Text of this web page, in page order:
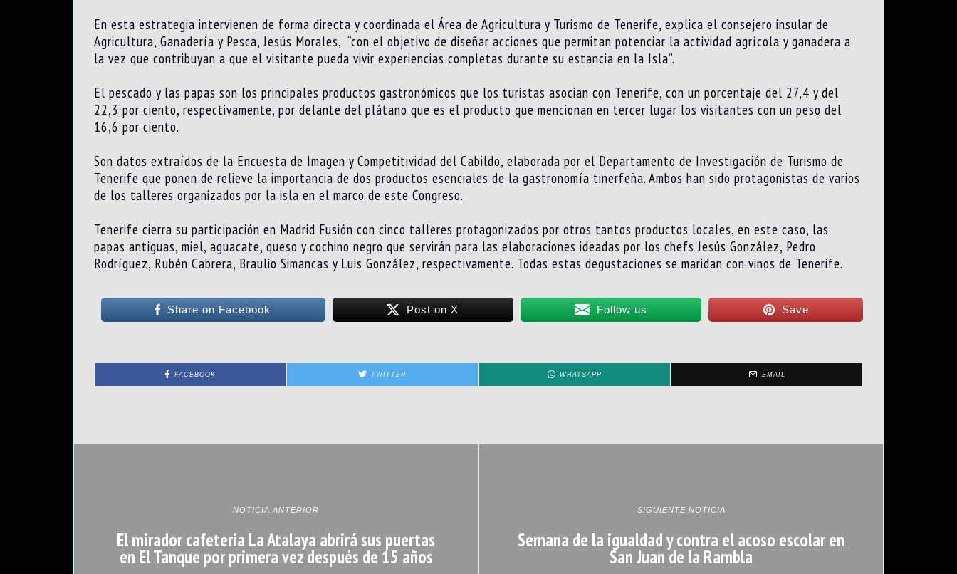
En esta estrategia intervienen de forma directa y coordinada el Área de Agricultura y Turismo de Tenerife, explica el consejero insular de
Agricultura, Ganadería y Pesca, Jesús Morales, “con el objetivo de diseñar acciones que permitan potenciar la actividad agrícola y ganadera a
la vez que contribuyan a que el visitante pueda vivir experiencias completas durante su estancia en la Isla”.
El pescado y las papas son los principales productos gastronómicos que los turistas asocian con Tenerife, con un porcentaje del 27,4 y del
22,3 por ciento, respectivamente, por delante del plátano que es el producto que mencionan en tercer lugar los visitantes con un peso del
16,6 por ciento.
Son datos extraídos de la Encuesta de Imagen y Competitividad del Cabildo, elaborada por el Departamento de Investigación de Turismo de
Tenerife que ponen de relieve la importancia de dos productos esenciales de la gastronomía tinerfeña. Ambos han sido protagonistas de varios
de los talleres organizados por la isla en el marco de este Congreso.
Tenerife cierra su participación en Madrid Fusión con cinco talleres protagonizados por otros tantos productos locales, en este caso, las
papas antiguas, miel, aguacate, queso y cochino negro que servirán para las elaboraciones ideadas por los chefs Jesús González, Pedro
Rodríguez, Rubén Cabrera, Braulio Simancas y Luis González, respectivamente. Todas estas degustaciones se maridan con vinos de Tenerife.
Share on Facebook Post on X Follow us Save
FACEBOOK TWITTER WHATSAPP EMAIL
NOTICIA ANTERIOR
El mirador cafetería La Atalaya abrirá sus puertas
en El Tanque por primera vez después de 15 años
SIGUIENTE NOTICIA
Semana de la igualdad y contra el acoso escolar en
San Juan de la Rambla